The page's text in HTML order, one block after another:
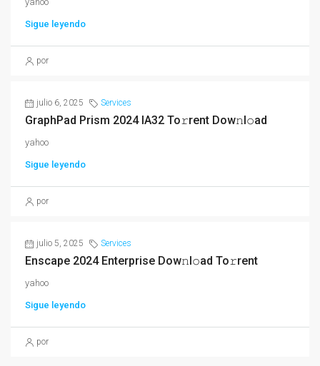
Sigue leyendo
por
julio 6, 2025 Services
GraphPad Prism 2024 IA32 To𝚛rent Dow𝚗l𝚘ad
yahoo
Sigue leyendo
por
julio 5, 2025 Services
Enscape 2024 Enterprise Dow𝚗l𝚘ad To𝚛rent
yahoo
Sigue leyendo
por